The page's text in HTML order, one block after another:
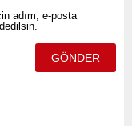
adım, e-posta